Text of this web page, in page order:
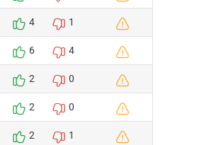
4 1
6 4
2 0
2 0
2 1